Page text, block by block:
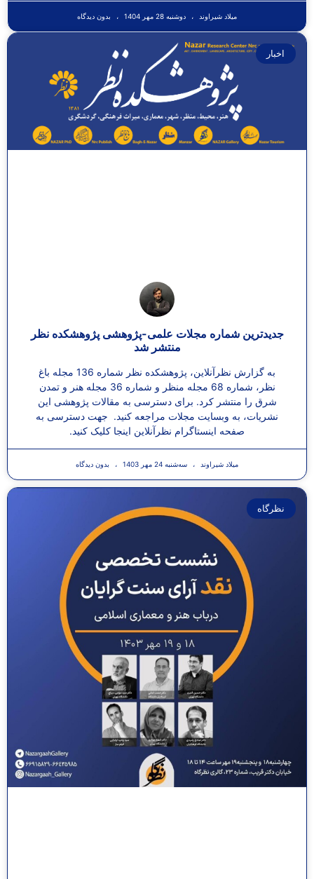
میلاد شیراوند دوشنبه 28 مهر 1404 بدون دیدگاه
اخبار
جدیدترین شماره مجلات علمی-پژوهشی پژوهشکده نظر
منتشر شد
به گزارش نظرآنلاین، پژوهشکده نظر شماره 136 مجله باغ
نظر، شماره 68 مجله منظر و شماره 36 مجله هنر و تمدن
شرق را منتشر کرد. برای دسترسی به مقالات پژوهشی این
نشریات، به وبسایت مجلات مراجعه کنید. جهت دسترسی به
صفحه اینستاگرام نظرآنلاین اینجا کلیک کنید.
میلاد شیراوند سه‌شنبه 24 مهر 1403 بدون دیدگاه
نظرگاه